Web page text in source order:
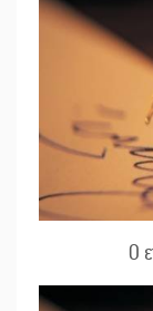
Ο